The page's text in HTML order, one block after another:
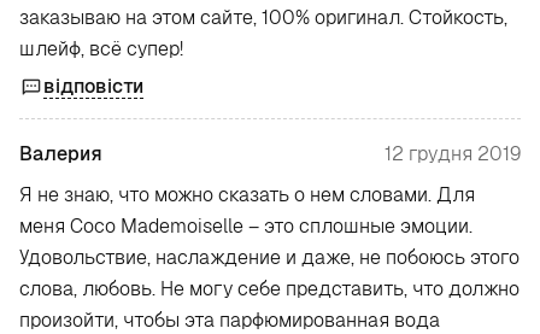
заказываю на этом сайте, 100% оригинал. Стойкость,
шлейф, всё супер!
відповісти
Валерия
12 грудня 2019
Я не знаю, что можно сказать о нем словами. Для
меня Coco Mademoiselle – это сплошные эмоции.
Удовольствие, наслаждение и даже, не побоюсь этого
слова, любовь. Не могу себе представить, что должно
произойти, чтобы эта парфюмированная вода